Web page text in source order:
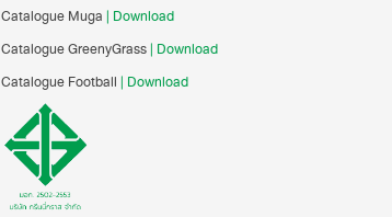
Catalogue Muga | Download
Catalogue GreenyGrass| Download
Catalogue Football | Download